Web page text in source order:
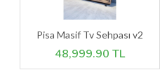
Pisa Masif Tv Sehpası v2
48,999.90 TL